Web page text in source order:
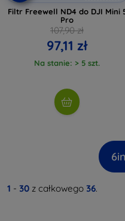
Filtr Freewell ND4 do DJI Mini
Pro
107,90 zł
97,11 zł
Na stanie: > 5 szt.
6
1 - 30 z całkowego 36.